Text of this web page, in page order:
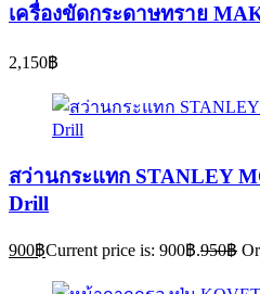
เครื่องขัดกระดาษทราย
2,150฿
สว่านกระแทก STANLEY
Drill
900฿Current price is: 900฿.950฿